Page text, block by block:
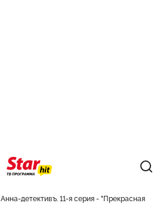
Анна-детективъ. 11-я серия - "Прекрасная